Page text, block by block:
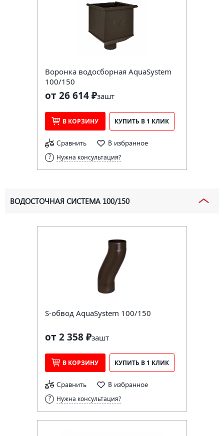
Воронка водосборная AquaSystem
100/150
от 26 614 ₽зашт
В КОРЗИНУ КУПИТЬ В 1 КЛИК
Сравнить В избранное
Нужна консультация?
ВОДОСТОЧНАЯ СИСТЕМА 100/150
S-обвод AquaSystem 100/150
от 2 358 ₽зашт
В КОРЗИНУ КУПИТЬ В 1 КЛИК
Сравнить В избранное
Нужна консультация?